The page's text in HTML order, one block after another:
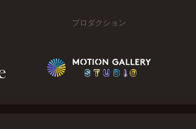
プロダクション